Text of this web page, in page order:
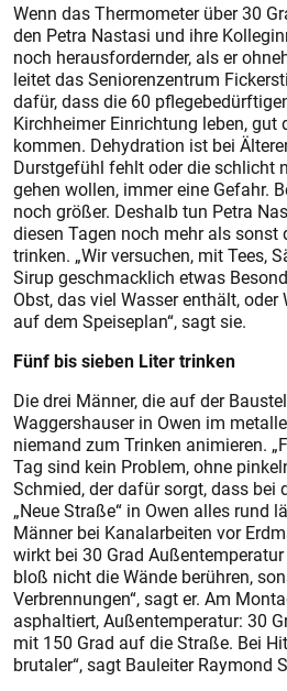
Wenn das Thermometer über 30
den Petra Nastasi und ihre
noch herausfordernder, als er
leitet das Seniorenzentrum
dafür, dass die 60
Kirchheimer Einrichtung leben, gut
kommen. Dehydration ist bei
Durstgefühl fehlt oder die schlicht
gehen wollen, immer eine Gefahr.
noch größer. Deshalb tun Petra
diesen Tagen noch mehr als sonst
trinken. „Wir versuchen, mit Tees,
Sirup geschmacklich etwas
Obst, das viel Wasser enthält,
auf dem Speiseplan“, sagt sie.
Fünf bis sieben Liter trinken
Die drei Männer, die auf der
Waggershauser in Owen im
niemand zum Trinken animieren.
Tag sind kein Problem, ohne
Schmied, der dafür sorgt, dass bei
„Neue Straße“ in Owen alles rund
Männer bei Kanalarbeiten vor
wirkt bei 30 Grad
bloß nicht die Wände berühren,
Verbrennungen“, sagt er. Am
asphaltiert, Außentemperatur: 30
mit 150 Grad auf die Straße. Bei
brutaler“, sagt Bauleiter Raymond